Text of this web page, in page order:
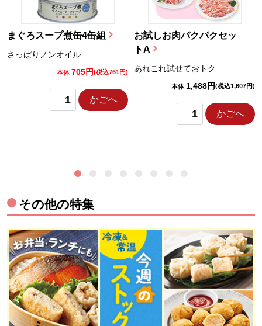
まぐろスープ煮缶4缶組
さっぱりノンオイル
本体 705円(税込761円)
かごへ
お試しお肉パクパクセッ
トA
あれこれ試せておトク
本体 1,488円(税込1,607円)
かごへ
その他の特集